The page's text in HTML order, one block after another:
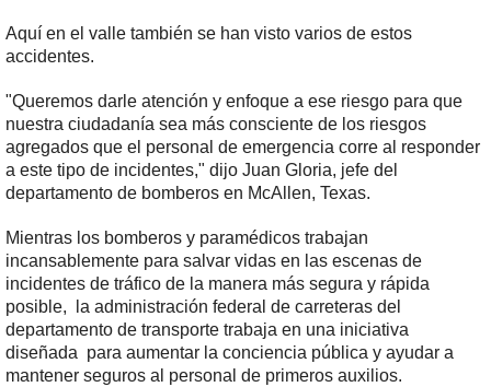
Aquí en el valle también se han visto varios de estos
accidentes.
"Queremos darle atención y enfoque a ese riesgo para que
nuestra ciudadanía sea más consciente de los riesgos
agregados que el personal de emergencia corre al responder
a este tipo de incidentes," dijo Juan Gloria, jefe del
departamento de bomberos en McAllen, Texas.
Mientras los bomberos y paramédicos trabajan
incansablemente para salvar vidas en las escenas de
incidentes de tráfico de la manera más segura y rápida
posible,
la administración federal de carreteras del
departamento de transporte trabaja en una iniciativa
diseñada para aumentar la conciencia pública y ayudar a
mantener seguros al personal de primeros auxilios.